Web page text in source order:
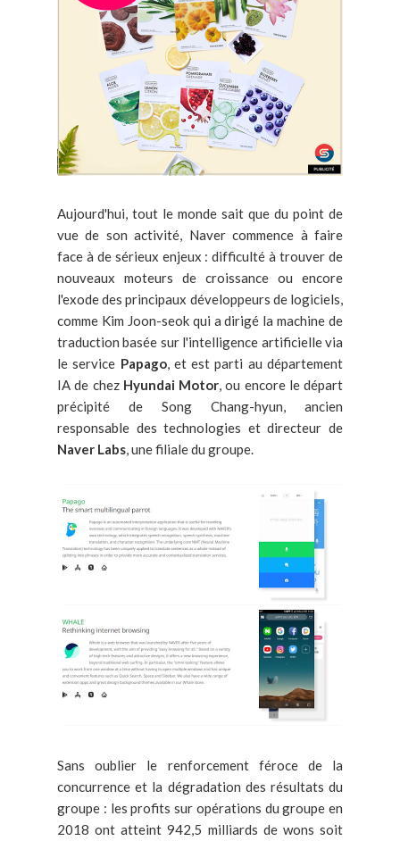
Aujourd'hui, tout le monde sait que du point de
vue de son activité, Naver commence à faire
face à de sérieux enjeux : difficulté à trouver de
nouveaux moteurs de croissance ou encore
l'exode des principaux développeurs de logiciels,
comme Kim Joon-seok qui a dirigé la machine de
traduction basée sur l'intelligence artificielle via
le service Papago, et est parti au département
IA de chez Hyundai Motor, ou encore le départ
précipité de Song Chang-hyun, ancien
responsable des technologies et directeur de
Naver Labs, une filiale du groupe.
Sans oublier le renforcement féroce de la
concurrence et la dégradation des résultats du
groupe : les profits sur opérations du groupe en
2018 ont atteint 942,5 milliards de wons soit